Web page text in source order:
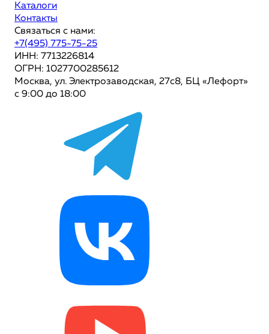
Каталоги
Контакты
Связаться с нами:
+7(495) 775-75-25
ИНН: 7713226814
ОГРН: 1027700285612
Москва, ул. Электрозаводская, 27с8, БЦ «Лефорт»
с 9:00 до 18:00